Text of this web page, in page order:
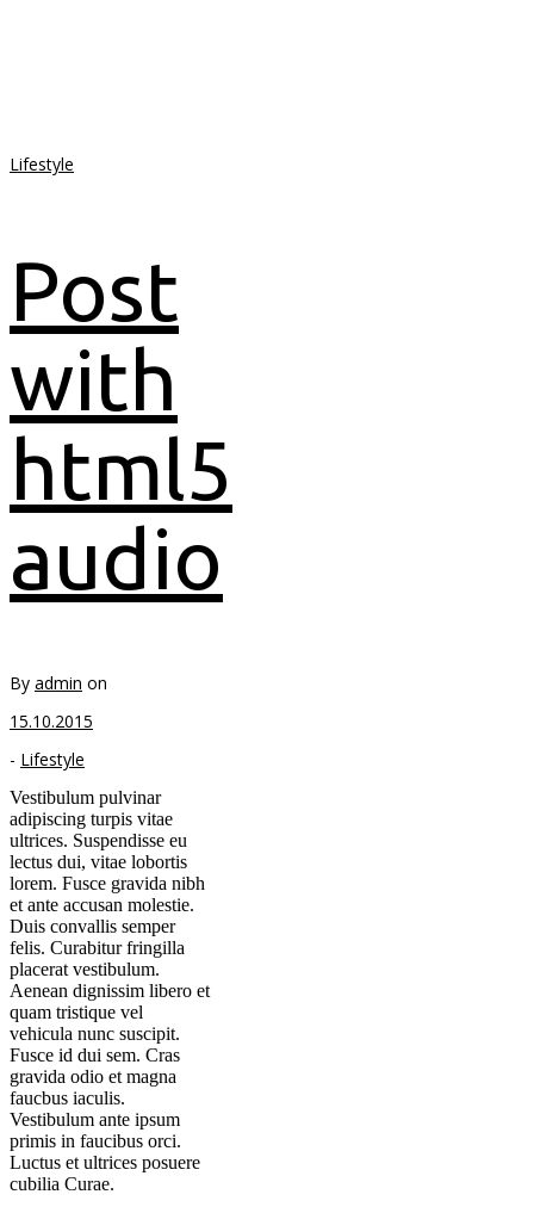
Lifestyle
Post
with
html5
audio
By admin on
15.10.2015
- Lifestyle
Vestibulum pulvinar
adipiscing turpis vitae
ultrices. Suspendisse eu
lectus dui, vitae lobortis
lorem. Fusce gravida nibh
et ante accusan molestie.
Duis convallis semper
felis. Curabitur fringilla
placerat vestibulum.
Aenean dignissim libero et
quam tristique vel
vehicula nunc suscipit.
Fusce id dui sem. Cras
gravida odio et magna
faucbus iaculis.
Vestibulum ante ipsum
primis in faucibus orci.
Luctus et ultrices posuere
cubilia Curae.